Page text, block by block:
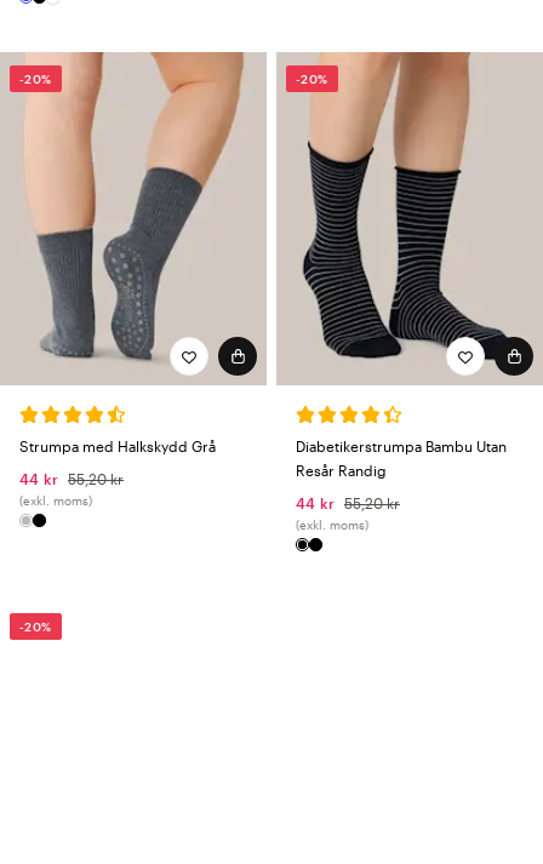
-20%
Strumpa med Halkskydd Grå
44 kr 55,20 kr
(exkl. moms)
-20%
Diabetikerstrumpa Bambu Utan
Resår Randig
44 kr 55,20 kr
(exkl. moms)
-20%